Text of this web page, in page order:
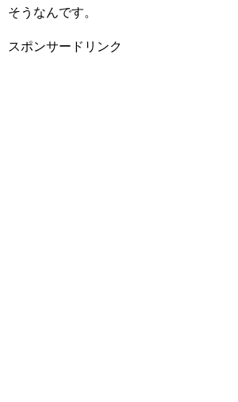
そうなんです。
スポンサードリンク